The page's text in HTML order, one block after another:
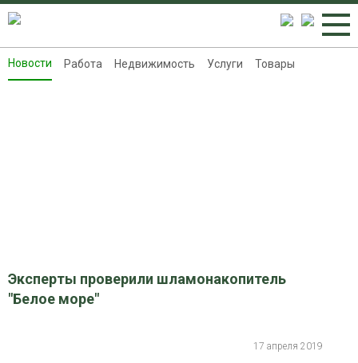
Новости
Новости Работа Недвижимость Услуги Товары
Эксперты проверили шламонакопитель
"Белое море"
17 апреля 2019